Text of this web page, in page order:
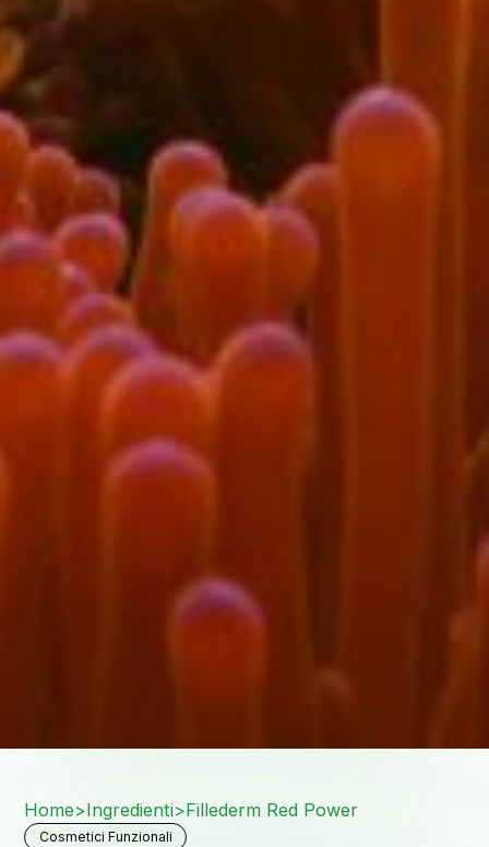
Home>Ingredienti>Fillederm Red Power
Cosmetici Funzionali